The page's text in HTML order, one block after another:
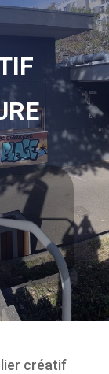
créatif